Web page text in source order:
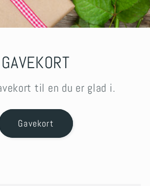
GAVEKORT
til en du er glad i.
Gavekort